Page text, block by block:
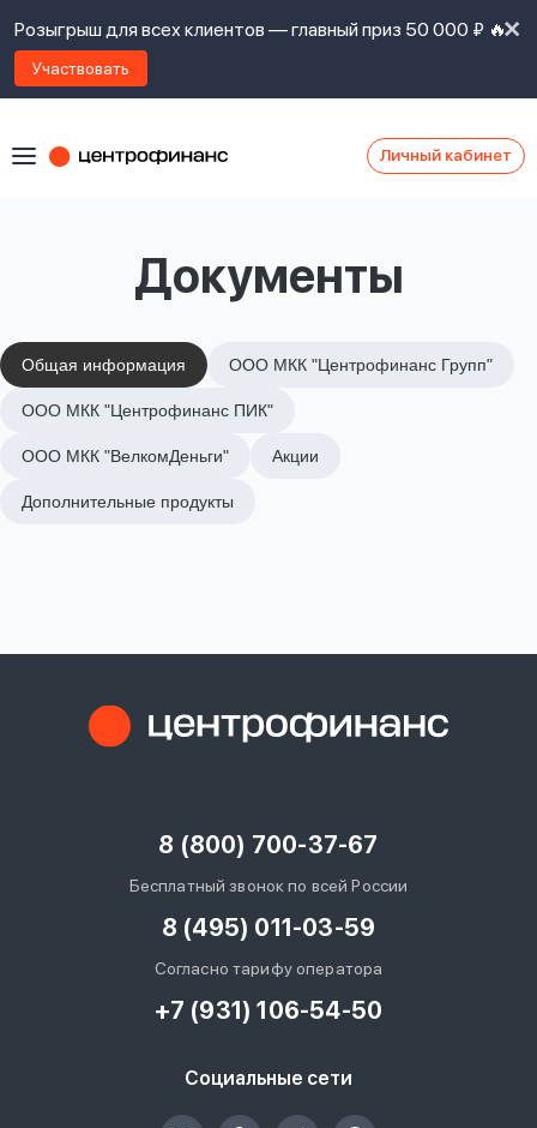
Розыгрыш для всех клиентов — главный приз 50 000 ₽ 🔥
Участвовать
Личный кабинет
Документы
Общая информация ООО МКК "Центрофинанс Групп"
ООО МКК "Центрофинанс ПИК"
ООО МКК "ВелкомДеньги" Акции
Дополнительные продукты
8 (800) 700-37-67
Бесплатный звонок по всей России
8 (495) 011-03-59
Согласно тарифу оператора
+7 (931) 106-54-50
Социальные сети
Войти под другим номером
ознакомлен
предоставления
займов,
политикой
сайта,
согласие
обработку